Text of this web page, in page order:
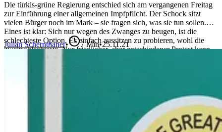
Die türkis-grüne Regierung entschied sich am vergangenen Freitag
zur Einführung einer allgemeinen Impfpflicht. Der Schock sitzt
vielen Bürger noch im Mark – sie fragen sich, was sie tun sollen.
Eines ist klar: Sich nur wegen des Zwanges zu beugen, ist die
schlechteste Option. Es einfach aussitzen zu probieren, wohl die
zweitschlechteste. Nur friedlicher, aber entschiedener Protest kann
Julian Schernthaner• 7Min•25.11.21